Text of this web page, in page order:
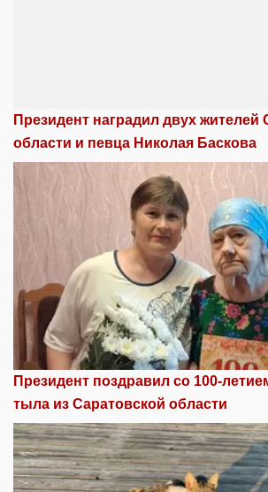
Президент наградил двух жителей
области и певца Николая Баскова
Президент поздравил со 100-
тыла из Саратовской области